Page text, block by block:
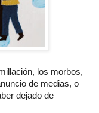
los morbos,
de medias, o
dejado de